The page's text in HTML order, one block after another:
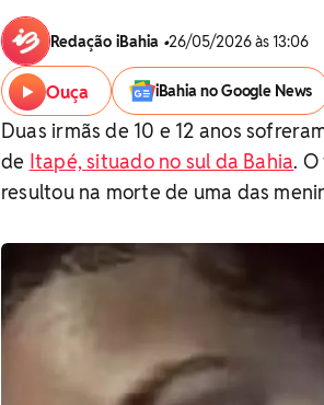
Redação iBahia •26/05/2026 às 13:06
Ouça iBahia no Google News
Duas irmãs de 10 e 12 anos
de Itapé, situado no sul da Bahia.
resultou na morte de uma das